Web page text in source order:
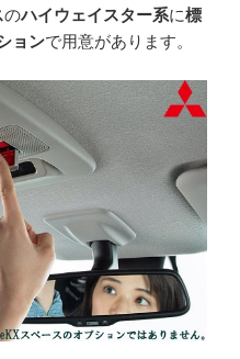
のハイウェイスター系に標
ョンで用意があります。